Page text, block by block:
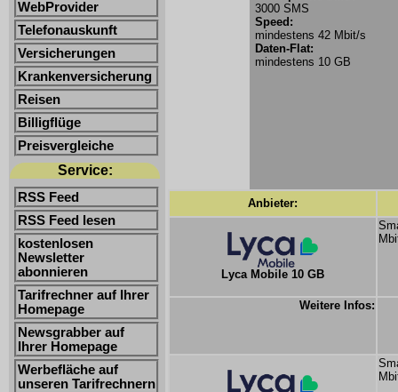
WebProvider
Telefonauskunft
Versicherungen
Krankenversicherung
Reisen
Billigflüge
Preisvergleiche
Service:
RSS Feed
RSS Feed lesen
kostenlosen
Newsletter
abonnieren
Tarifrechner auf Ihrer
Homepage
Newsgrabber auf
Ihrer Homepage
Werbefläche auf
unseren Tarifrechnern
3000 SMS
Speed:
mindestens 42 Mbit/s
Daten-Flat:
mindestens 10 GB
Anbieter:
Lyca Mobile 10 GB
Weitere Infos: